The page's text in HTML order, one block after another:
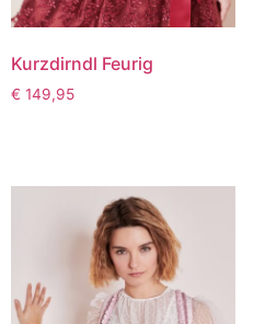
Kurzdirndl Feurig
€ 149,95